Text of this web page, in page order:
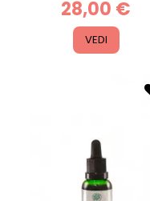
28,00 €
VEDI